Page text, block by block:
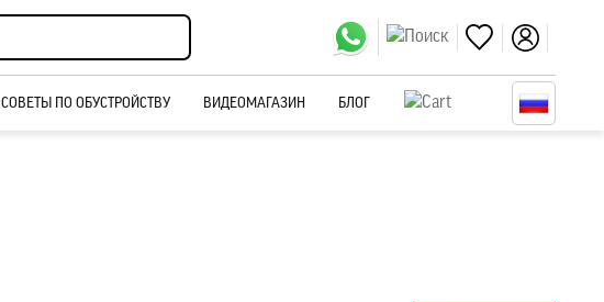
СОВЕТЫ ПО ОБУСТРОЙСТВУ ВИДЕОМАГАЗИН БЛОГ